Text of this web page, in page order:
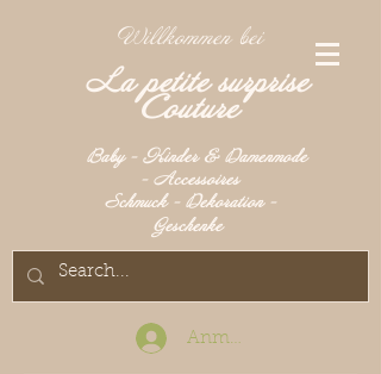
Willkommen bei
La petite surprise
Couture
Baby - Kinder & Damenmode
- Accessoires
Schmuck - Dekoration -
Geschenke
Anmelden